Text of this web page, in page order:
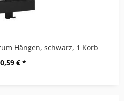
Hängen, schwarz, 1 Korb
€ *